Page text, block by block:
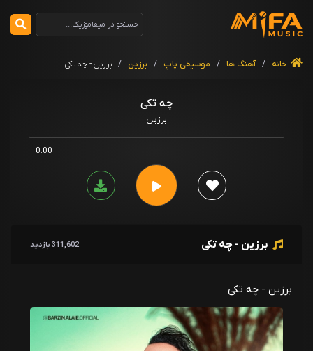
خانه / آهنگ ها / موسیقی پاپ / برزین / برزین - چه تکی
چه تکی
برزین
0:00
برزین - چه تکی 311,602 بازدید
برزین - چه تکی